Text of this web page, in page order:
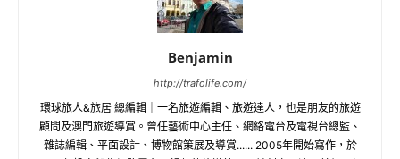
Benjamin
http://trafolife.com/
環球旅人&旅居 總編輯｜一名旅遊編輯、旅遊達人，也是朋友的旅遊
顧問及澳門旅遊導賞。曾任藝術中心主任、網絡電台及電視台總監、
雜誌編輯、平面設計、博物館策展及導賞...... 2005年開始寫作，於